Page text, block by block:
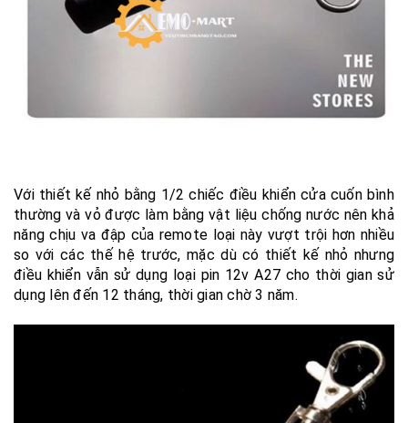
Với thiết kế nhỏ bằng 1/2 chiếc điều khiển cửa cuốn bình
thường và vỏ được làm bằng vật liệu chống nước nên khả
năng chịu va đập của remote loại này vượt trội hơn nhiều
so với các thế hệ trước, mặc dù có thiết kế nhỏ nhưng
điều khiển vẫn sử dụng loại pin 12v A27 cho thời gian sử
dụng lên đến 12 tháng, thời gian chờ 3 năm.